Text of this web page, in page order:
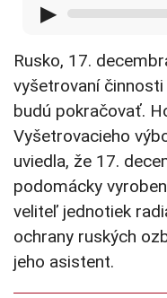
▶
Rusko, 17.
vyšetrovaní
budú pokračovať.
Vyšetrovacieho
uviedla, že 17.
podomácky
veliteľ jednotiek
ochrany ruských
jeho asistent.